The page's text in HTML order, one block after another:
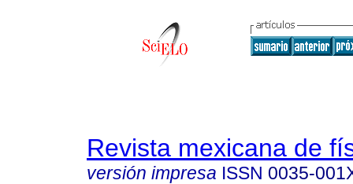
Revista mexicana de
versión impresa ISSN 0035-